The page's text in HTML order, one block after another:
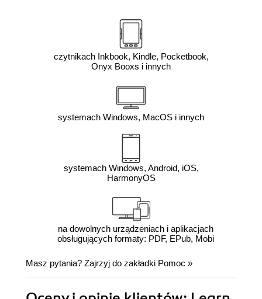
czytnikach Inkbook, Kindle, Pocketbook,
Onyx Booxs i innych
systemach Windows, MacOS i innych
systemach Windows, Android, iOS,
HarmonyOS
na dowolnych urządzeniach i aplikacjach
obsługujących formaty: PDF, EPub, Mobi
Masz pytania? Zajrzyj do zakładki Pomoc »